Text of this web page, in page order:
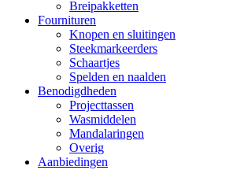
Breipakketten
Fournituren
Knopen en sluitingen
Steekmarkeerders
Schaartjes
Spelden en naalden
Benodigdheden
Projecttassen
Wasmiddelen
Mandalaringen
Overig
Aanbiedingen